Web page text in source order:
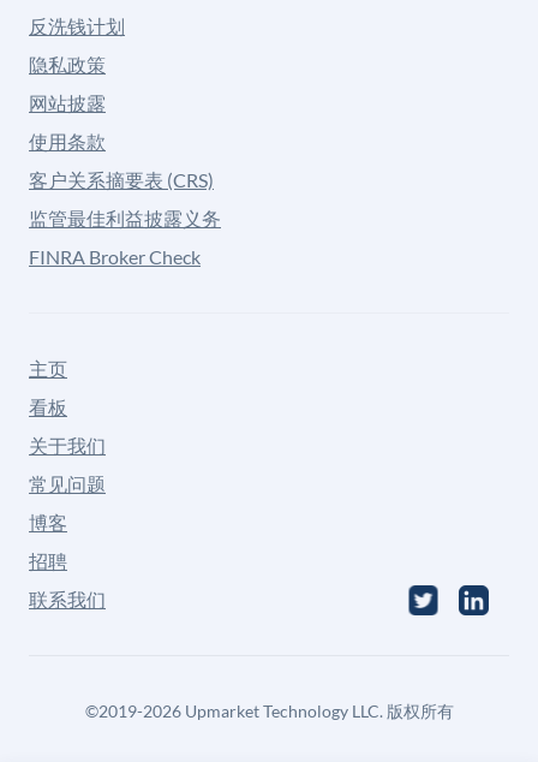
反洗钱计划
隐私政策
网站披露
使用条款
客户关系摘要表 (CRS)
监管最佳利益披露义务
FINRA Broker Check
主页
看板
关于我们
常见问题
博客
招聘
联系我们
©2019-2026Upmarket Technology LLC. 版权所有